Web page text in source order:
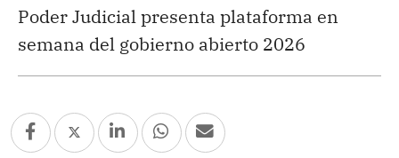
Poder Judicial presenta plataforma en
semana del gobierno abierto 2026